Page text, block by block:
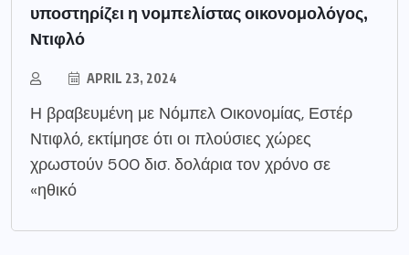
υποστηρίζει η νομπελίστας οικονομολόγος,
Ντιφλό
APRIL 23, 2024
Η βραβευμένη με Νόμπελ Οικονομίας, Εστέρ
Ντιφλό, εκτίμησε ότι οι πλούσιες χώρες
χρωστούν 500 δισ. δολάρια τον χρόνο σε
«ηθικό